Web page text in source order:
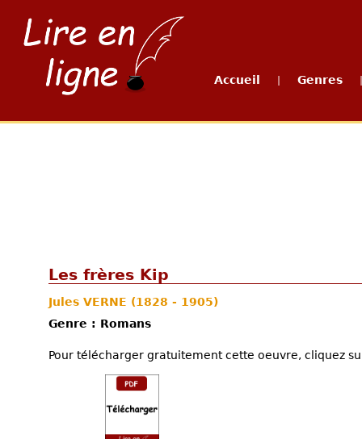
Accueil Genres
Les frères Kip
Jules VERNE (1828 - 1905)
Genre : Romans
Pour télécharger gratuitement cette oeuvre, cliquez